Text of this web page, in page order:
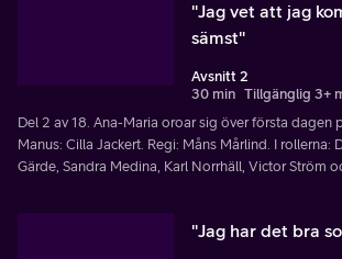
"Jag vet att jag
sämst"
Avsnitt 2
30 min Tillgänglig 3+
Del 2 av 18. Ana-Maria oroar sig över första dagen
Manus: Cilla Jackert. Regi: Måns Mårlind. I rollerna:
Gärde, Sandra Medina, Karl Norrhäll, Victor Ström
"Jag har det bra